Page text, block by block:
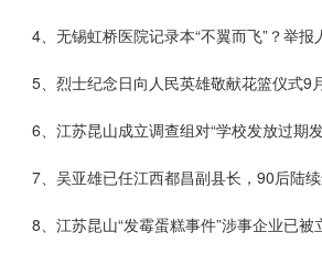
4、无锡虹桥医院记录本“不翼而飞”？举
5、烈士纪念日向人民英雄敬献花篮仪式
6、江苏昆山成立调查组对“学校发放过期
7、吴亚雄已任江西都昌副县长，90后陆
8、江苏昆山“发霉蛋糕事件”涉事企业已